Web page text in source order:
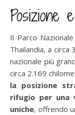
Posizione
Il Parco
Thailandia, a circa
nazionale più
circa 2.169
la posizione
rifugio per una
uniche, offrendo